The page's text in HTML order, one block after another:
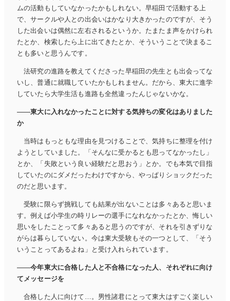
ムの活動もしていなかったかもしれない。早稲田で活動する上
で、サークルや人との出会いはかなり大きかったのですが、そう
した出会いは偶然に左右されるというか。たまたま声をかけられ
たとか、検索したら上に出てきたとか、そういうことで決まるこ
とも多いと思うんです。
法研究の進路を教えてくださった早稲田の先生とも出会ってな
いし、普通に就職していたかもしれません。だから、東大に進学
していたら大学生活も進路も全然違ったんじゃないかな。
東大に入れなかったことに対する気持ちの変化はありました
か
当時はもっともな理由を見つけることで、気持ちに整理を付け
ようとしていました。「そんなに受かるとも思ってなかったし」
とか、「失敗という良い経験だと思おう」とか。でも本気で目指
していたのにダメだったわけですから、やっぱりショックだった
のだと思います。
受験に限らず挑戦しても結果が出ないことは多々あると思いま
す。例えば小学生の時リレーの選手になれなかったとか、悔しい
思いをしたことって多々あると思うのですが、それを引きずりな
がらは暮らしていない。今は東大受験もその一つとして、「そう
いうことってあるよね」と受け入れられています。
今年東大に合格した人と不合格になった人、それぞれに向け
てメッセージを
合格した人に向けて…。男性諸君にとって東大はすごく楽しい